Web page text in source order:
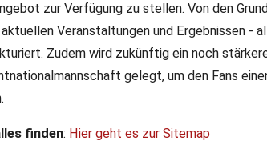
zur Verfügung zu stellen. Von den
Veranstaltungen und Ergebnissen -
Zudem wird zukünftig ein noch
gelegt, um den Fans
finden: Hier geht es zur Sitemap